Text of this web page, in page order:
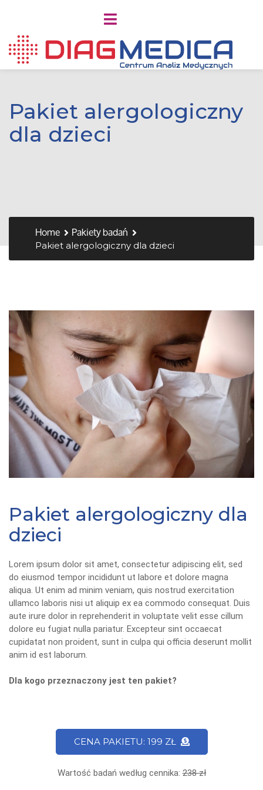
Pakiet alergologiczny
dla dzieci
Home Pakiety badań
Pakiet alergologiczny dla dzieci
Pakiet alergologiczny dla
dzieci
Lorem ipsum dolor sit amet, consectetur adipiscing elit, sed
do eiusmod tempor incididunt ut labore et dolore magna
aliqua. Ut enim ad minim veniam, quis nostrud exercitation
ullamco laboris nisi ut aliquip ex ea commodo consequat. Duis
aute irure dolor in reprehenderit in voluptate velit esse cillum
dolore eu fugiat nulla pariatur. Excepteur sint occaecat
cupidatat non proident, sunt in culpa qui officia deserunt mollit
anim id est laborum.
Dla kogo przeznaczony jest ten pakiet?
CENA PAKIETU: 199 ZŁ
Wartość badań według cennika:238 zł